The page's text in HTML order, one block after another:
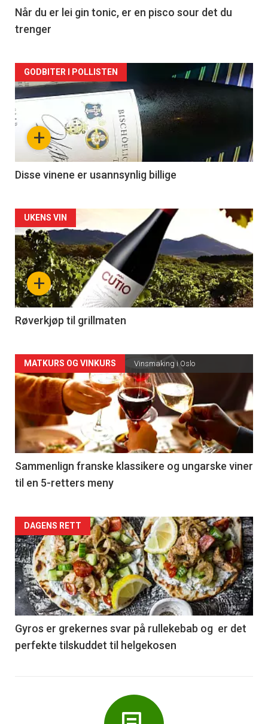
2
Når du er lei gin tonic, er en pisco sour det du
trenger
Forsiden
akkurat
nå
3
+
GODBITER I POLLISTEN
Disse vinene er usannsynlig billige
Forsiden
akkurat
nå
-
4
+
UKENS VIN
Røverkjøp til grillmaten
Forsiden
akkurat
nå
-
5
MATKURS OG VINKURS Vinsmaking i Oslo
Sammenlign franske klassikere og ungarske viner
til en 5-retters meny
Forsiden
akkurat
nå
-
6
DAGENS RETT
Gyros er grekernes svar på rullekebab og er det
perfekte tilskuddet til helgekosen